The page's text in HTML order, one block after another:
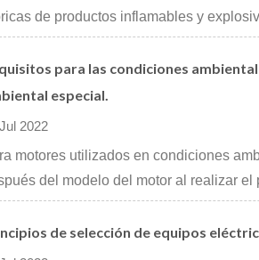
de productos inflamables y
para las condiciones
especial.
2022
motores utilizados en condiciones
del modelo del motor al realizar el
de selección de equipos